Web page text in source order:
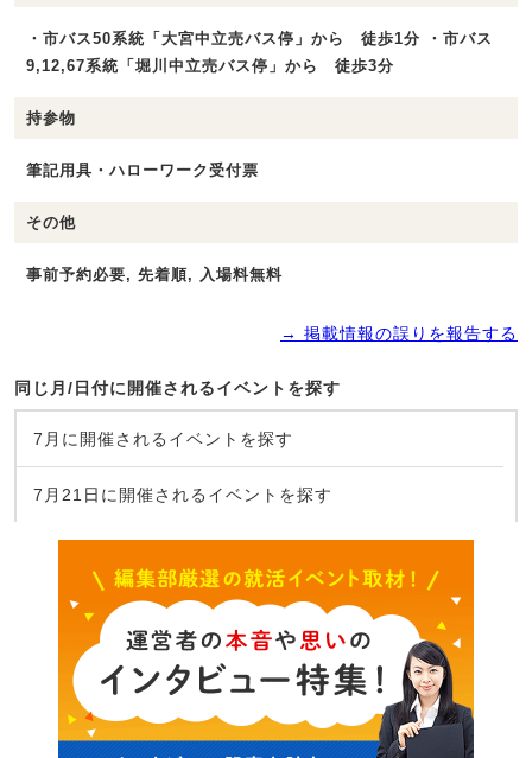
・市バス50系統「大宮中立売バス停」から 徒歩1分 ・市バス
9,12,67系統「堀川中立売バス停」から 徒歩3分
持参物
筆記用具・ハローワーク受付票
その他
事前予約必要, 先着順, 入場料無料
→ 掲載情報の誤りを報告する
同じ月/日付に開催されるイベントを探す
7月に開催されるイベントを探す
7月21日に開催されるイベントを探す